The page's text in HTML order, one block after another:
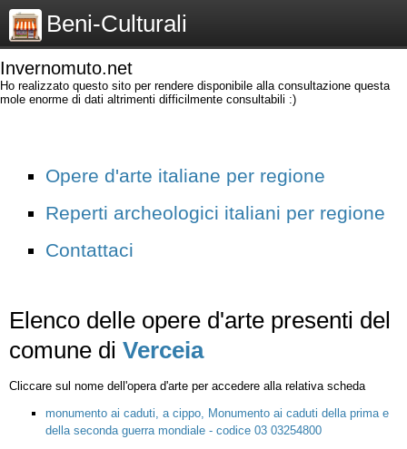
Beni-Culturali
Invernomuto.net
Ho realizzato questo sito per rendere disponibile alla consultazione questa
mole enorme di dati altrimenti difficilmente consultabili :)
Opere d'arte italiane per regione
Reperti archeologici italiani per regione
Contattaci
Elenco delle opere d'arte presenti del
comune di Verceia
Cliccare sul nome dell'opera d'arte per accedere alla relativa scheda
monumento ai caduti, a cippo, Monumento ai caduti della prima e
della seconda guerra mondiale - codice 03 03254800